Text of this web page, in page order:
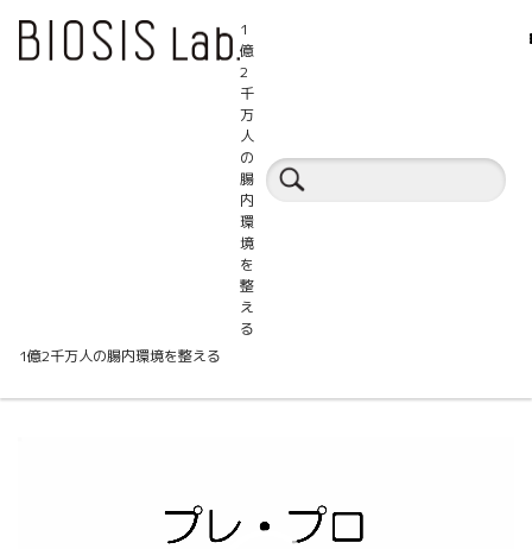
1
億
2
千
万
人
の
腸
内
環
境
を
整
え
る
1億2千万人の腸内環境を整える
セミナートピックス
加熱殺菌L. plantarum FM8およびケスト
ースとペンギンの腸内細菌